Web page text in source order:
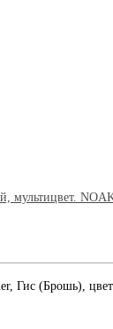
Гис (Брошь),